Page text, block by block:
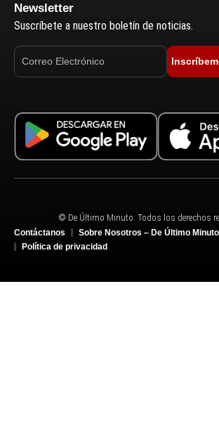
Newsletter
Suscríbete a nuestro boletín de noticias.
© De Último Minuto. Todos los derechos
Contáctanos
Sobre Nosotros – De Último Minuto
Política de privacidad